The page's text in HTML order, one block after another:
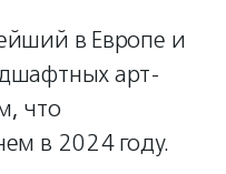
в Европе и
арт-
что
в 2024 году.